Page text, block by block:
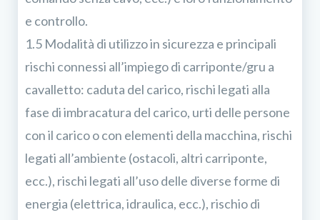
e controllo.
1.5 Modalità di utilizzo in sicurezza e principali
rischi connessi all’impiego di carriponte/gru a
cavalletto: caduta del carico, rischi legati alla
fase di imbracatura del carico, urti delle persone
con il carico o con elementi della macchina, rischi
legati all’ambiente (ostacoli, altri carriponte,
ecc.), rischi legati all’uso delle diverse forme di
energia (elettrica, idraulica, ecc.), rischio di